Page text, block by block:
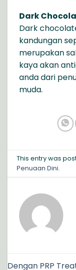
Dark
Dark
kandungan
merupakan
kaya akan
anda dari
muda.
This entry was
Penuaan Dini.
Dengan PRP